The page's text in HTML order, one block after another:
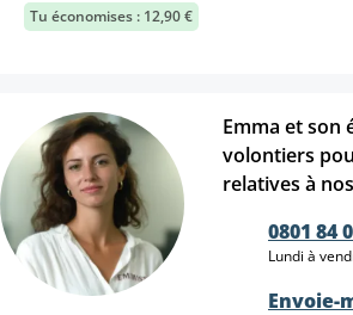
Tu économises : 12,90 €
Emma et son
volontiers
relatives à
0801 84
Lundi à
Envoie-